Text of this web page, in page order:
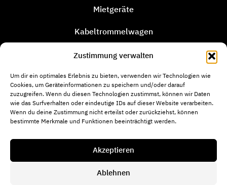
Zustimmung verwalten
Um dir ein optimales Erlebnis zu bieten, verwenden wir Technologien wie
Cookies, um Geräteinformationen zu speichern und/oder darauf
zuzugreifen. Wenn du diesen Technologien zustimmst, können wir Daten
wie das Surfverhalten oder eindeutige IDs auf dieser Website verarbeiten.
Wenn du deine Zustimmung nicht erteilst oder zurückziehst, können
bestimmte Merkmale und Funktionen beeinträchtigt werden.
Akzeptieren
Ablehnen
Mietgeräte
Kabeltrommelwagen
Rutenwagen
Firma
AGB
AMB